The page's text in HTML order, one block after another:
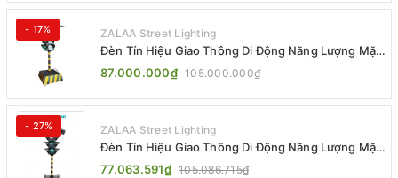
- 17% ZALAA Street Lighting
Đèn Tín Hiệu Giao Thông Di Động Năng Lượng Mặt
Trời ZALAA ZL-300A-D
87.000.000₫ 105.000.000₫
- 27% ZALAA Street Lighting
Đèn Tín Hiệu Giao Thông Di Động Năng Lượng Mặt
Trời ZALAA ZL-409300C
77.063.591₫ 105.086.715₫